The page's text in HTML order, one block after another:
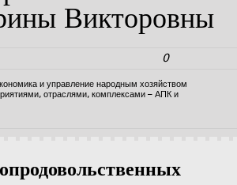
Викторовны
0
и управление народным хозяйством
отраслями, комплексами – АПК и